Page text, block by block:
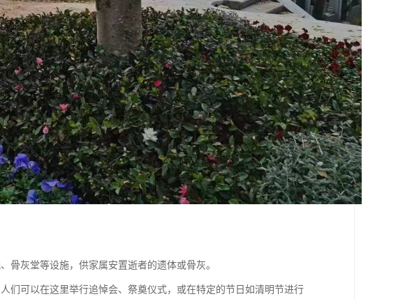
骨灰堂等设施，供家属安置逝者的遗体或骨灰。
们可以在这里举行追悼会、祭奠仪式，或在特定的节日如清明节进行